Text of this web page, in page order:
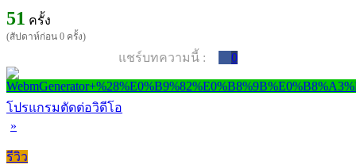
51 ครั้ง
(สัปดาห์ก่อน 0 ครั้ง)
แชร์บทความนี้ : 0
โปรแกรมตัดต่อวิดีโอ
»
รีวิว